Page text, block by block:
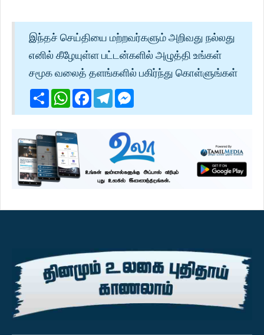
இந்தச் செய்தியை மற்றவர்களும் அறிவது நல்லது
எனில் கீழேயுள்ள பட்டன்களில் அழுத்தி உங்கள்
சமூக வலைத் தளங்களில் பகிர்ந்து கொள்ளுங்கள்
ShareWhatsApp
Facebook
Telegram